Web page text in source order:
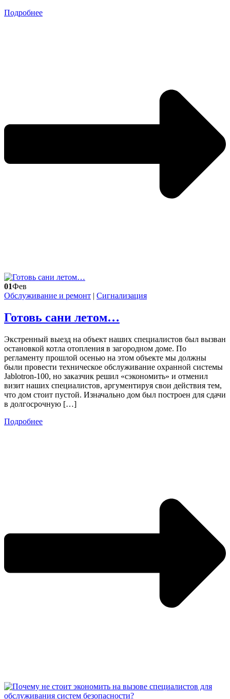
Подробнее
01Фев
Обслуживание и ремонт | Сигнализация
Готовь сани летом…
Экстренный выезд на объект наших специалистов был вызван
остановкой котла отопления в загородном доме. По
регламенту прошлой осенью на этом объекте мы должны
были провести техническое обслуживание охранной системы
Jablotron-100, но заказчик решил «сэкономить» и отменил
визит наших специалистов, аргументируя свои действия тем,
что дом стоит пустой. Изначально дом был построен для сдачи
в долгосрочную […]
Подробнее